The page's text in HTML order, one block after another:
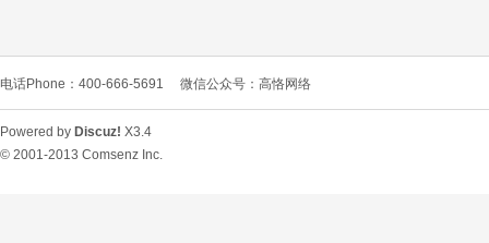
L
电话Phone：400-666-5691 微信公众号：高恪网络
Powered by Discuz! X3.4
© 2001-2013 Comsenz Inc.